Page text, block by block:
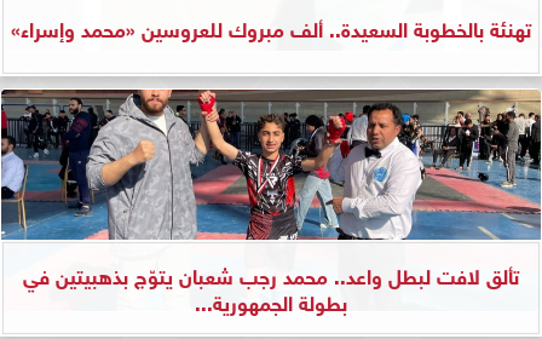
تهنئة بالخطوبة السعيدة.. ألف مبروك للعروسين «محمد وإسراء»
تألق لافت لبطل واعد.. محمد رجب شعبان يتوّج بذهبيتين في
بطولة الجمهورية...